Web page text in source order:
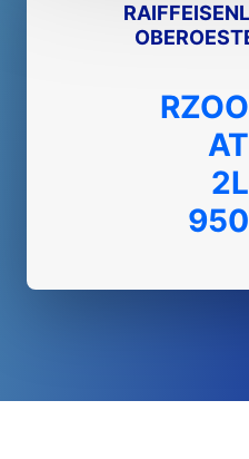
RZOO
AT
2L
950